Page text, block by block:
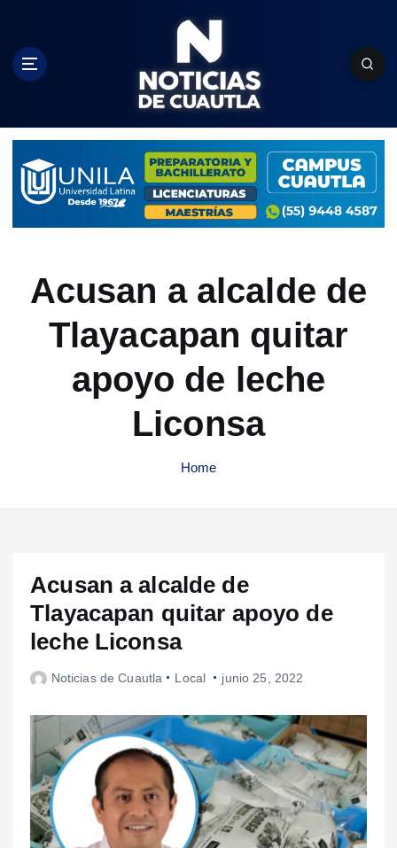
c
Acusan a alcalde de
Tlayacapan quitar
apoyo de leche
Liconsa
Home
Acusan a alcalde de
Tlayacapan quitar apoyo de
leche Liconsa
Noticias de Cuautla Local junio 25, 2022